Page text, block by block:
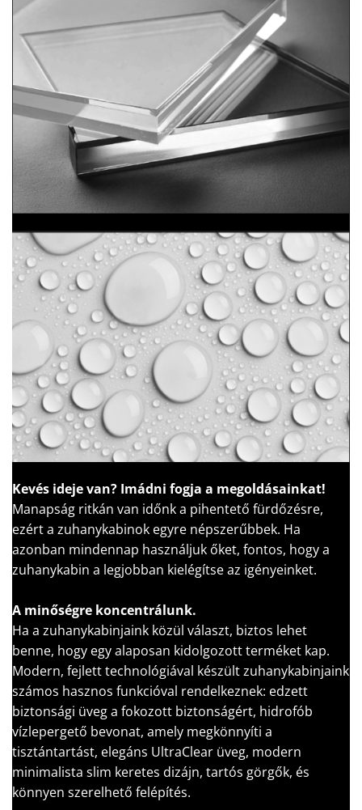
Kevés ideje van? Imádni fogja a megoldásainkat!
Manapság ritkán van időnk a pihentető fürdőzésre,
ezért a zuhanykabinok egyre népszerűbbek. Ha
azonban mindennap használjuk őket, fontos, hogy a
zuhanykabin a legjobban kielégítse az igényeinket.
A minőségre koncentrálunk.
Ha a zuhanykabinjaink közül választ, biztos lehet
benne, hogy egy alaposan kidolgozott terméket kap.
Modern, fejlett technológiával készült zuhanykabinjaink
számos hasznos funkcióval rendelkeznek: edzett
biztonsági üveg a fokozott biztonságért, hidrofób
vízlepergető bevonat, amely megkönnyíti a
tisztántartást, elegáns UltraClear üveg, modern
minimalista slim keretes dizájn, tartós görgők, és
könnyen szerelhető felépítés.